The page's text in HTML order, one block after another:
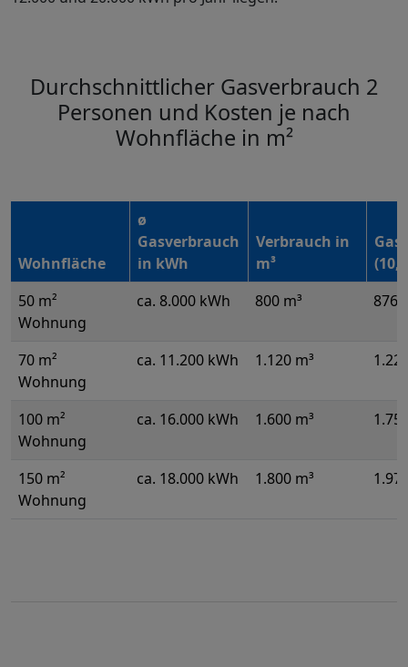
Durchschnittlicher Gasverbrauch 2
Personen und Kosten je nach
Wohnfläche in m²
Wohnfläche
ø
Gasverbrauch
in kWh
Verbrauch in
m³
50 m²
Wohnung
ca. 8.000 kWh 800 m³
70 m²
Wohnung
ca. 11.200 kWh 1.120 m³
100 m²
Wohnung
ca. 16.000 kWh 1.600 m³
150 m²
Wohnung
ca. 18.000 kWh 1.800 m³